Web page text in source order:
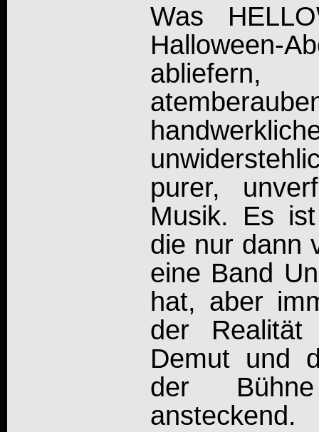
Was
purer,
Musik. Es
die nur dann
eine Band
hat, aber
der
Demut und
der
ansteckend.